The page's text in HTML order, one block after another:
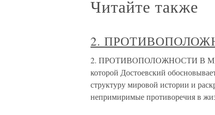
Читайте также
2.
2. ПРОТИВОПОЛОЖНОСТИ В
которой Достоевский
структуру мировой истории и
непримиримые противоречия в